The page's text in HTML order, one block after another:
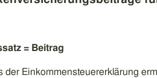
= Beitrag
der Einkommensteuererklärung